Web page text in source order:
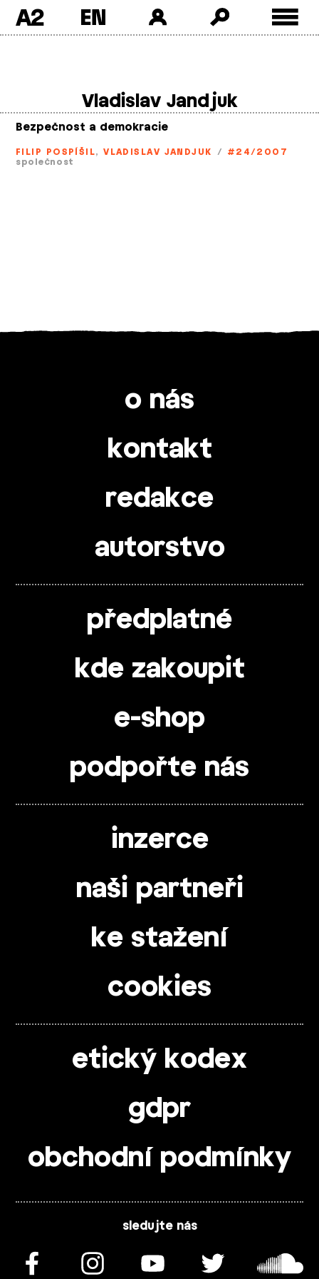
A2
Vladislav Jandjuk
Bezpečnost a demokracie
FILIP POSPÍŠIL, VLADISLAV JANDJUK / #24/2007
společnost
o nás
kontakt
redakce
autorstvo
předplatné
kde zakoupit
e-shop
podpořte nás
inzerce
naši partneři
ke stažení
cookies
etický kodex
gdpr
obchodní podmínky
sledujte nás